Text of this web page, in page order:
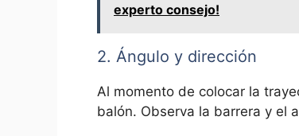
experto consejo!
2. Ángulo y dirección
Al momento de colocar la
balón. Observa la barrera y el